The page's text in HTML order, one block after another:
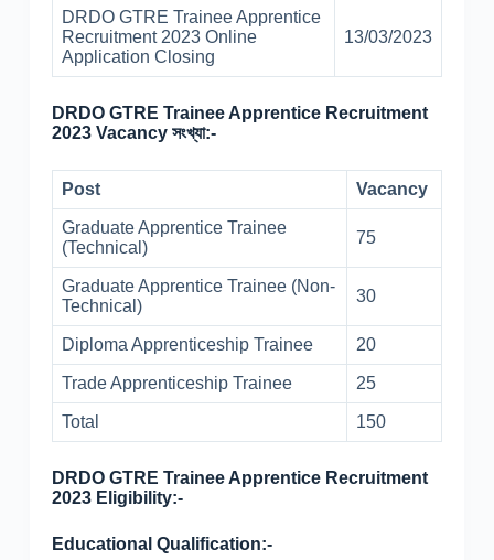
DRDO GTRE Trainee Apprentice
Recruitment 2023 Online
Application Closing
13/03/2023
DRDO GTRE Trainee Apprentice Recruitment
2023 Vacancy সংখ্যা:-
Post Vacancy
Graduate Apprentice Trainee
(Technical)
75
Graduate Apprentice Trainee (Non-
Technical)
30
Diploma Apprenticeship Trainee 20
Trade Apprenticeship Trainee 25
Total 150
DRDO GTRE Trainee Apprentice Recruitment
2023 Eligibility:-
Educational Qualification:-